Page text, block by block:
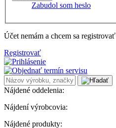
Zabudol som heslo
Účet nemám a chcem sa registrovať
Registrovať
Nájdené oddelenia:
Nájdení výrobcovia:
Nájdené produkty: